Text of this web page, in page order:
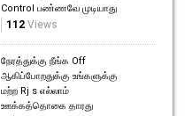
Control பண்ணவே முடியாது
112 Views
நேரத்துக்கு நீங்க Off
ஆகிப்போறதுக்கு உங்களுக்கு
மற்ற Rj s எல்லாம்
ஊக்கத்தொகை தாரது